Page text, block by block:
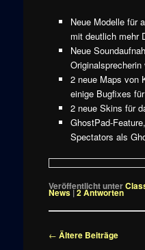
Neue Modelle für
mit deutlich mehr
Neue
2 neue Maps von
einige Bugfixes
2 neue Skins für
GhostPad-
Spectators als
Veröffentlicht unter
News|2Antworten
Beitragsnavigation
← Ältere Beiträge